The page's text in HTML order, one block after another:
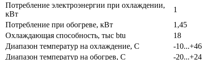
Потребление электроэнергии при охлаждении,
кВт
1
Потребление при обогреве, кВт
1,45
Охлаждающая способность, тыс btu
18
Диапазон температур на охлаждение, С
-10...+46
Диапазон температур на обогрев, С
-20...+24